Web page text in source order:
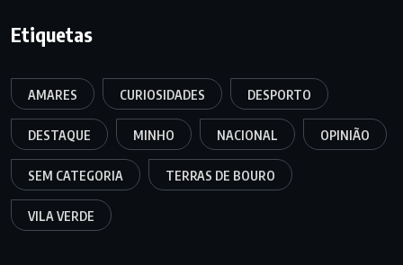
Etiquetas
AMARES CURIOSIDADES DESPORTO
DESTAQUE MINHO NACIONAL OPINIÃO
SEM CATEGORIA TERRAS DE BOURO
VILA VERDE